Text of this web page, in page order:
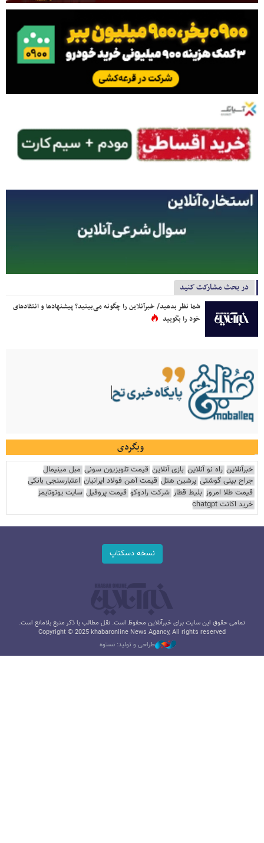
در بحث مشارکت کنید
شما نظر بدهید/ خبرآنلاین را چگونه می‌بینید؟ پیشنهادها و انتقادهای
خود را بگویید
وبگردی
خبرآنلاین راه نو آنلاین بازی آنلاین قیمت تلویزیون سونی مبل مینیمال
جراح بینی گوشتی پرشین هتل قیمت آهن فولاد ایرانیان اعتبارسنجی بانکی
قیمت طلا امروز بلیط قطار شرکت رادوکو قیمت پروفیل سایت یوتوتایمز
خرید اکانت chatgpt
نسخه دسکتاپ
تمامی حقوق این سایت برای خبرآنلاین محفوظ است. نقل مطالب با ذکر منبع بلامانع است.
Copyright © 2025 khabaronline News Agancy, All rights reserved
طراحی و تولید: نستوه